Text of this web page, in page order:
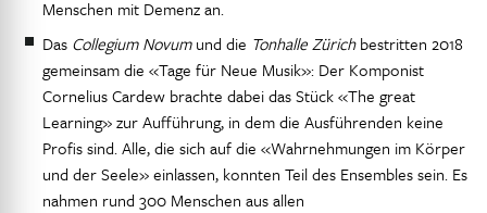
Menschen mit Demenz an.
Das Collegium Novumund die Tonhalle Zürichbestritten 2018
gemeinsam die «Tage für Neue Musik»: Der Komponist
Cornelius Cardew brachte dabei das Stück «The great
Learning» zur Aufführung, in dem die Ausführenden keine
Profis sind. Alle, die sich auf die «Wahrnehmungen im Körper
und der Seele» einlassen, konnten Teil des Ensembles sein. Es
nahmen rund 300 Menschen aus allen